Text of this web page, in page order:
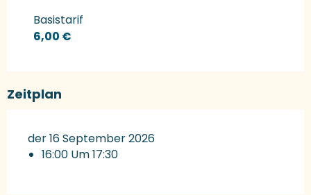
Preise 2027
Basistarif
6,00 €
Zeitplan
der 16 September 2026
16:00 Um 17:30